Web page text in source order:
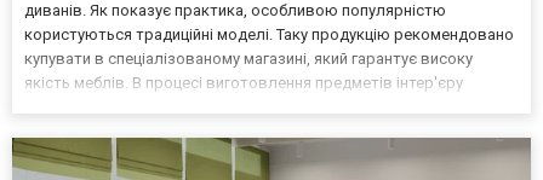
диванів. Як показує практика, особливою популярністю
користуються традиційні моделі. Таку продукцію рекомендовано
купувати в спеціалізованому магазині, який гарантує високу
якість меблів. В процесі виготовлення предметів інтер'єру